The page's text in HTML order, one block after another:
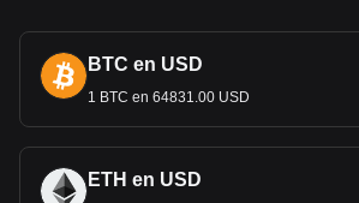
BTC en USD
1 BTC en 64831.00 USD
ETH en USD